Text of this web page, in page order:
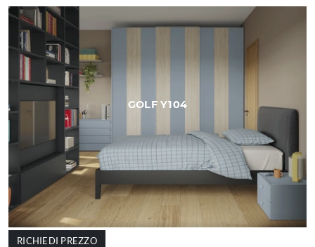
GOLF Y104
RICHIEDI PREZZO